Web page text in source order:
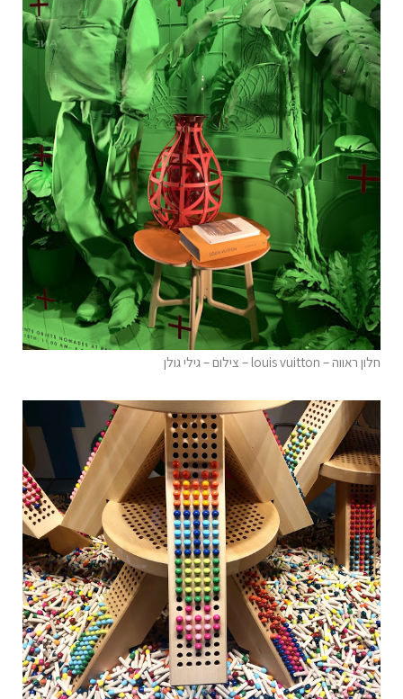
חלון ראווה – louis vuitton – צילום – גילי גולן